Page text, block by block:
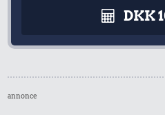
DKK
annonce